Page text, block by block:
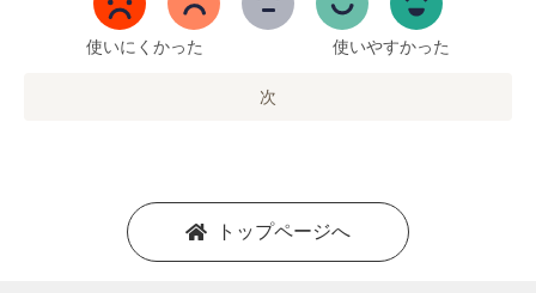
使いにくかった 使いやすかった
次
トップページへ